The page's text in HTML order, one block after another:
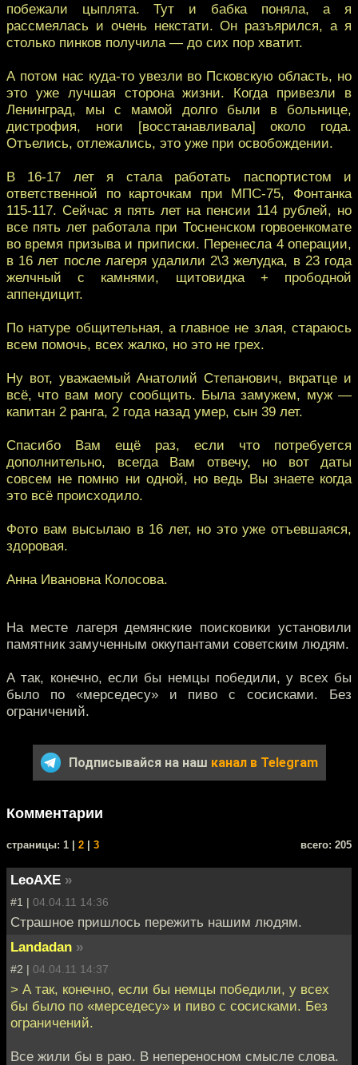
побежали цыплята. Тут и бабка поняла, а я
рассмеялась и очень некстати. Он разъярился, а я
столько пинков получила — до сих пор хватит.
А потом нас куда-то увезли во Псковскую область, но
это уже лучшая сторона жизни. Когда привезли в
Ленинград, мы с мамой долго были в больнице,
дистрофия, ноги [восстанавливала] около года.
Отъелись, отлежались, это уже при освобождении.
В 16-17 лет я стала работать паспортистом и
ответственной по карточкам при МПС-75, Фонтанка
115-117. Сейчас я пять лет на пенсии 114 рублей, но
все пять лет работала при Тосненском горвоенкомате
во время призыва и приписки. Перенесла 4 операции,
в 16 лет после лагеря удалили 2\3 желудка, в 23 года
желчный с камнями, щитовидка + прободной
аппендицит.
По натуре общительная, а главное не злая, стараюсь
всем помочь, всех жалко, но это не грех.
Ну вот, уважаемый Анатолий Степанович, вкратце и
всё, что вам могу сообщить. Была замужем, муж —
капитан 2 ранга, 2 года назад умер, сын 39 лет.
Спасибо Вам ещё раз, если что потребуется
дополнительно, всегда Вам отвечу, но вот даты
совсем не помню ни одной, но ведь Вы знаете когда
это всё происходило.
Фото вам высылаю в 16 лет, но это уже отъевшаяся,
здоровая.
Анна Ивановна Колосова.
На месте лагеря демянские поисковики установили
памятник замученным оккупантами советским людям.
А так, конечно, если бы немцы победили, у всех бы
было по «мерседесу» и пиво с сосисками. Без
ограничений.
Подписывайся на наш канал в Telegram
Комментарии
cтраницы: 1 | 2 | 3 всего: 205
LeoAXE »
#1 | 04.04.11 14:36
Страшное пришлось пережить нашим людям.
Landadan »
#2 | 04.04.11 14:37
> А так, конечно, если бы немцы победили, у всех
бы было по «мерседесу» и пиво с сосисками. Без
ограничений.
Все жили бы в раю. В непереносном смысле слова.